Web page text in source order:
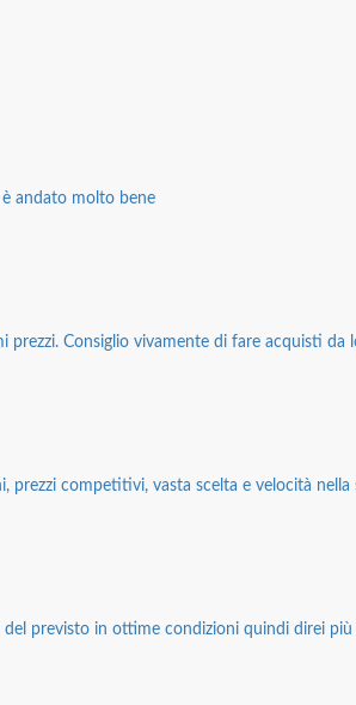
andato molto bene
prezzi. Consiglio vivamente di fare acquisti da
prezzi competitivi, vasta scelta e velocità nella
previsto in ottime condizioni quindi direi